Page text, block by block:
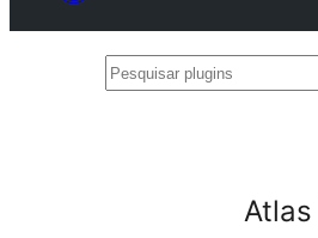
Pesquisar